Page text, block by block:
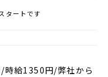
タートです
時給1350円/弊社から